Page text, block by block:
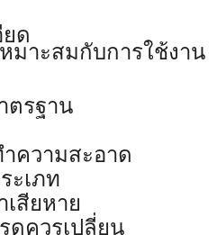
ด
มาะสมกับการใช้งาน
ตรฐาน
ความสะอาด
ะเภท
สียหาย
ดควรเปลี่ยน